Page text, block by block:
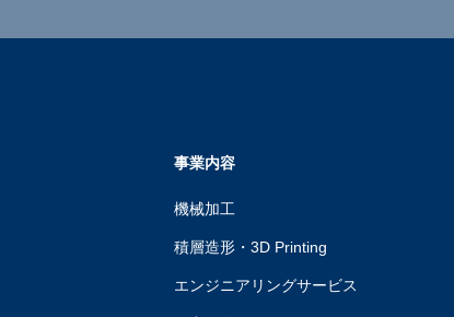
事業内容
機械加工
積層造形・3D Printing
エンジニアリングサービス